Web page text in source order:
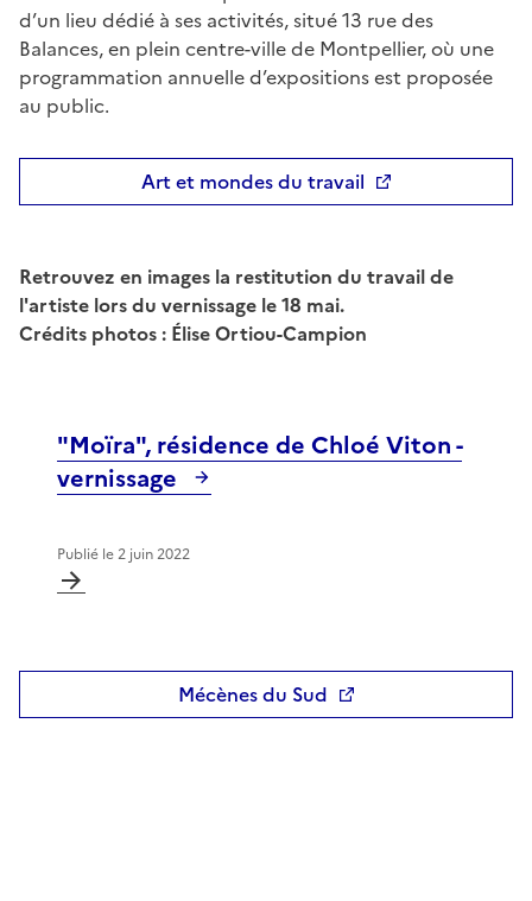
d’un lieu dédié à ses activités, situé 13 rue des
Balances, en plein centre-ville de Montpellier, où une
programmation annuelle d’expositions est proposée
au public.
Art et mondes du travail
Retrouvez en images la restitution du travail de
l'artiste lors du vernissage le 18 mai.
Crédits photos : Élise Ortiou-Campion
"Moïra", résidence de Chloé Viton -
vernissage
Publié le2 juin 2022
Mécènes du Sud